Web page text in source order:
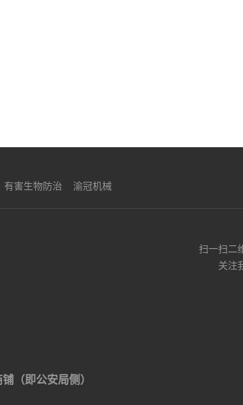
有害生物防治 渝冠机械
（即公安局侧）
扫一扫二
关注